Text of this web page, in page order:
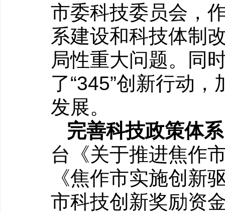
市委科技委员会，
系建设和科技体制
局性重大问题。同
了“345”创新行动
发展。
完善科技政策体
台《关于推进焦作
《焦作市实施创新
市科技创新奖励资